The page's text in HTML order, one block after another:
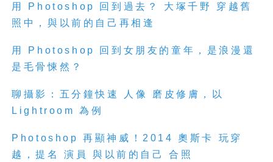
用 Photoshop 回到過去？ 大塚千野 穿越舊
照中，與以前的自己再相逢
用 Photoshop 回到女朋友的童年，是浪漫還
是毛骨悚然？
聊攝影：五分鐘快速 人像 磨皮修膚，以
Lightroom 為例
Photoshop 再顯神威！2014 奧斯卡 玩穿
越，提名 演員 與以前的自己 合照